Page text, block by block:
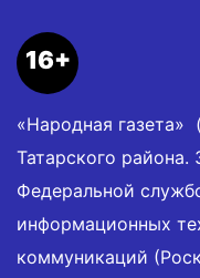
16+
«Народная газета»
Татарского района.
Федеральной
информационных
коммуникаций